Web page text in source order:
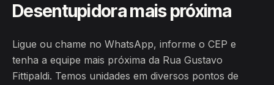
Desentupidora mais próxima
Ligue ou chame no WhatsApp, informe o CEP e
tenha a equipe mais próxima da Rua Gustavo
Fittipaldi. Temos unidades em diversos pontos de